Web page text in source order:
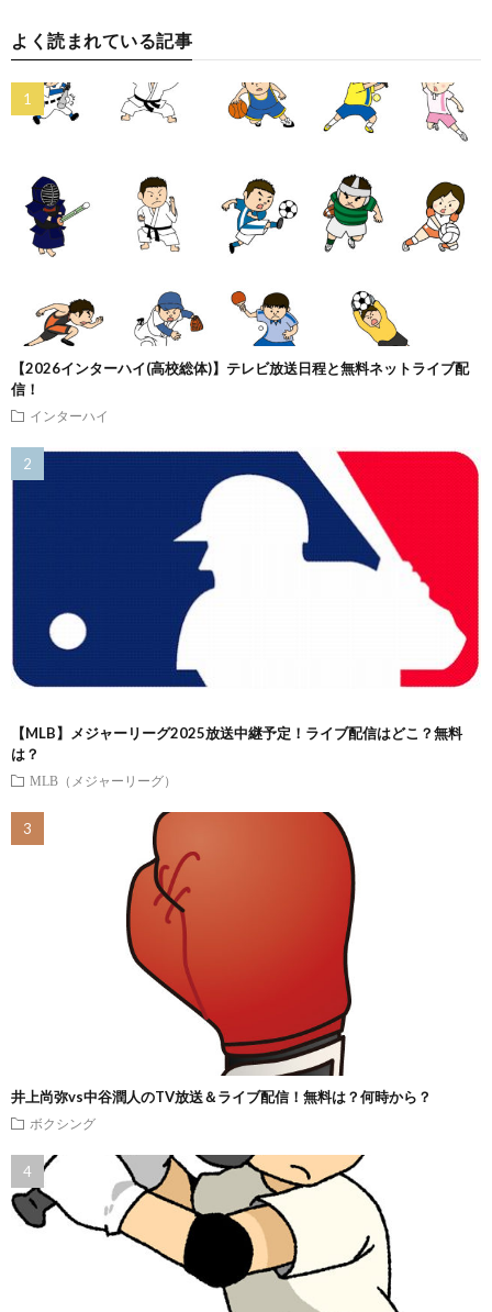
よく読まれている記事
【2026インターハイ(高校総体)】テレビ放送日程と無料ネットライブ配
信！
インターハイ
【MLB】メジャーリーグ2025放送中継予定！ライブ配信はどこ？無料
は？
MLB（メジャーリーグ）
井上尚弥vs中谷潤人のTV放送＆ライブ配信！無料は？何時から？
ボクシング